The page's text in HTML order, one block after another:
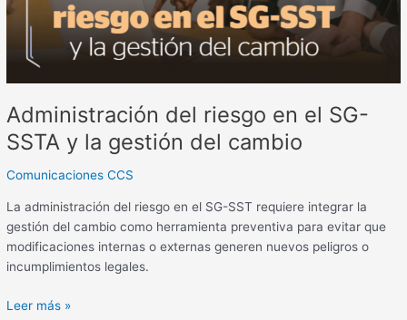
Administración del riesgo en el SG-
SSTA y la gestión del cambio
Comunicaciones CCS
La administración del riesgo en el SG-SST requiere integrar la
gestión del cambio como herramienta preventiva para evitar que
modificaciones internas o externas generen nuevos peligros o
incumplimientos legales.
y
Leer más »